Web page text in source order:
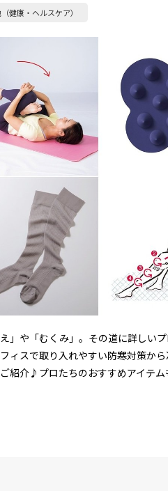
健康・ヘルスケア）
」や「むくみ」。その道に詳しい
ィスで取り入れやすい防寒対策か
紹介♪プロたちのおすすめアイテ